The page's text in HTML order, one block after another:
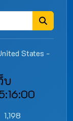
States -
บ
1,198